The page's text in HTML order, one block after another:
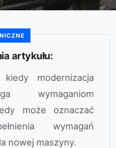
artykułu:
kiedy modernizacja
wymaganiom
może oznaczać
wymagań
nowej maszyny.